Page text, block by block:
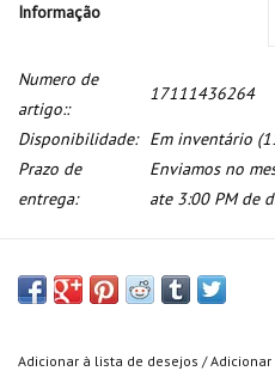
Informação
Numero de
artigo::
17111436264
Disponibilidade: Em inventário
Prazo de
entrega:
Enviamos no
ate 3:00 PM de
Adicionar à lista de desejos /